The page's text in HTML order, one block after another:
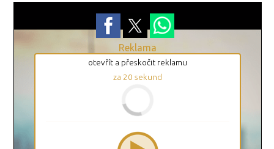
Reklama
otevřít a přeskočit reklamu
za 20 sekund